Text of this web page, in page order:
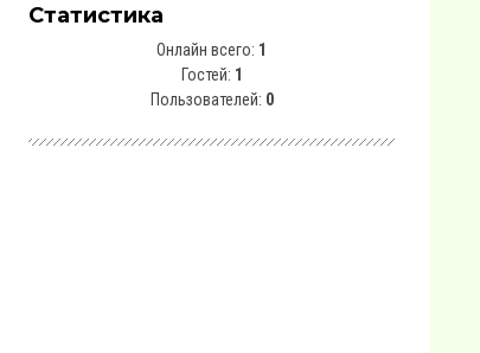
Статистика
Онлайн всего: 1
Гостей: 1
Пользователей: 0